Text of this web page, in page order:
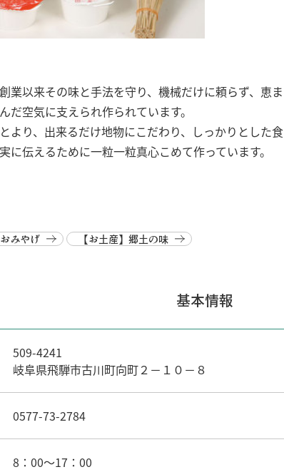
業以来その味と手法を守り、機械だけに頼らず、恵ま
だ空気に支えられ作られています。
より、出来るだけ地物にこだわり、しっかりとした食
に伝えるために一粒一粒真心こめて作っています。
みやげ 【お土産】郷土の味
基本情報
509-4241
岐阜県飛騨市古川町向町２－１０－８
0577-73-2784
8：00～17：00